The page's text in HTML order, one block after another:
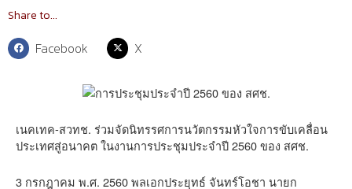
Share to...
Facebook X
เนคเทค-สวทช. ร่วมจัดนิทรรศการนวัตกรรมหัวใจการขับเคลื่อน
ประเทศสู่อนาคต ในงานการประชุมประจำปี 2560 ของ สศช.
3 กรกฎาคม พ.ศ. 2560 พลเอกประยุทธ์ จันทร์โอชา นายก